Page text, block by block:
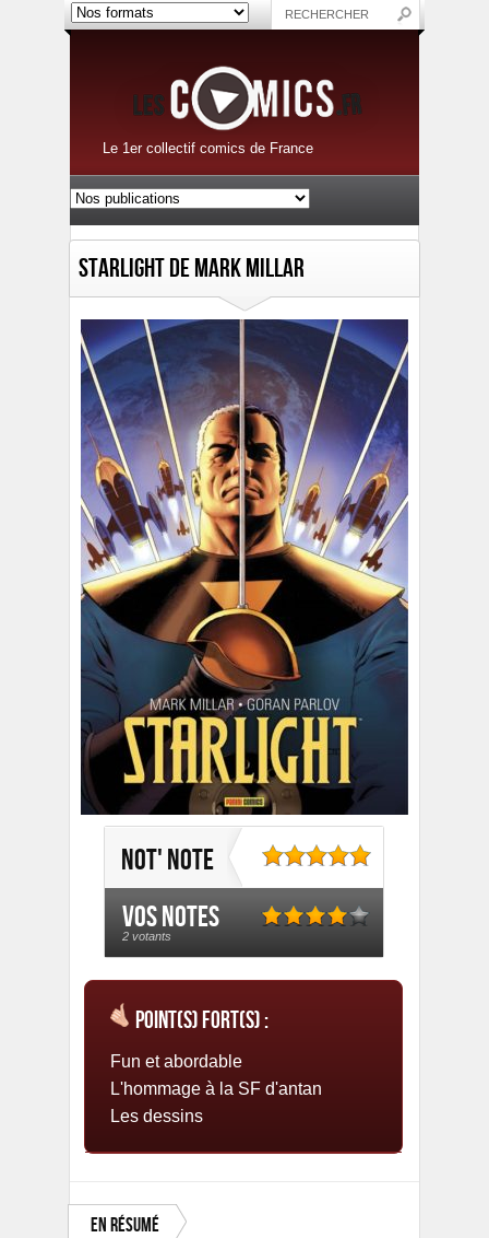
Le 1er collectif comics de France
Starlight de Mark Millar
Not' note
Vos notes
2 votants
Point(s) fort(s) :
Fun et abordable
L'hommage à la SF d'antan
Les dessins
En résumé